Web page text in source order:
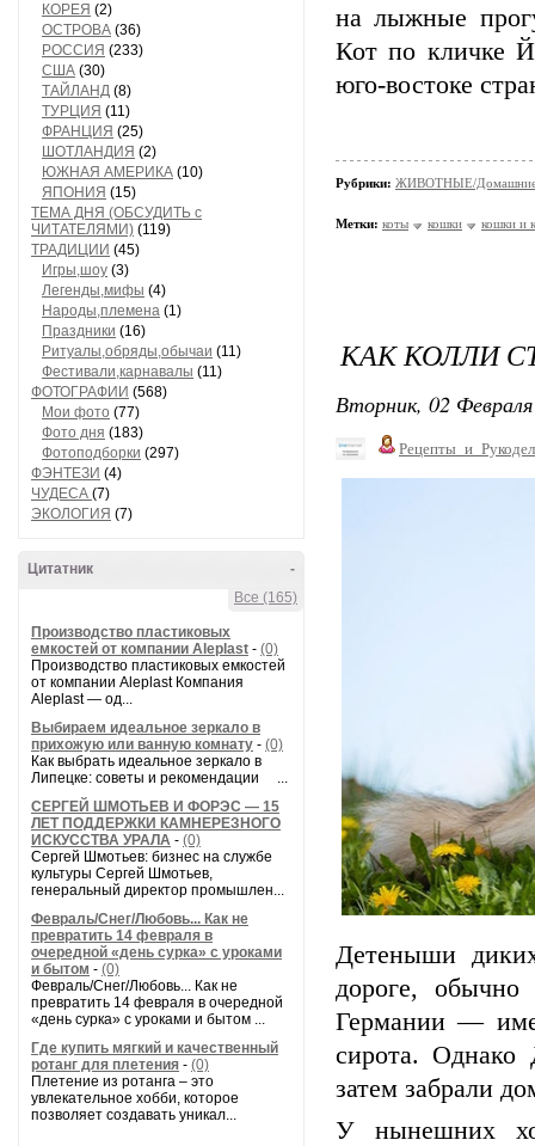
КОРЕЯ (2)
ОСТРОВА (36)
РОССИЯ (233)
США (30)
ТАЙЛАНД (8)
ТУРЦИЯ (11)
ФРАНЦИЯ (25)
ШОТЛАНДИЯ (2)
ЮЖНАЯ АМЕРИКА (10)
ЯПОНИЯ (15)
ТЕМА ДНЯ (ОБСУДИТЬ с
ЧИТАТЕЛЯМИ) (119)
ТРАДИЦИИ (45)
Игры,шоу (3)
Легенды,мифы (4)
Народы,племена (1)
Праздники (16)
Ритуалы,обряды,обычаи (11)
Фестивали,карнавалы (11)
ФОТОГРАФИИ (568)
Мои фото (77)
Фото дня (183)
Фотоподборки (297)
ФЭНТЕЗИ (4)
ЧУДЕСА (7)
ЭКОЛОГИЯ (7)
-
Цитатник
Все (165)
Производство пластиковых
емкостей от компании Aleplast - (0)
Производство пластиковых емкостей
от компании Aleplast Компания
Aleplast — од...
Выбираем идеальное зеркало в
прихожую или ванную комнату - (0)
Как выбрать идеальное зеркало в
Липецке: советы и рекомендации ...
СЕРГЕЙ ШМОТЬЕВ И ФОРЭС — 15
ЛЕТ ПОДДЕРЖКИ КАМНЕРЕЗНОГО
ИСКУССТВА УРАЛА - (0)
Сергей Шмотьев: бизнес на службе
культуры Сергей Шмотьев,
генеральный директор промышлен...
Февраль/Снег/Любовь... Как не
превратить 14 февраля в
очередной «день сурка» с уроками
и бытом - (0)
Февраль/Снег/Любовь... Как не
превратить 14 февраля в очередной
«день сурка» с уроками и бытом ...
Где купить мягкий и качественный
ротанг для плетения - (0)
Плетение из ротанга – это
увлекательное хобби, которое
позволяет создавать уникал...
на лыжные
Кот по кличке
юго-востоке
Рубрики: ЖИВОТНЫЕ/Домашние
Метки: коты кошки кошки и
КАК КОЛЛИ
Вторник, 02
Детеныши
дороге,
Германии —
сирота. Однако
затем забрали
У нынешних